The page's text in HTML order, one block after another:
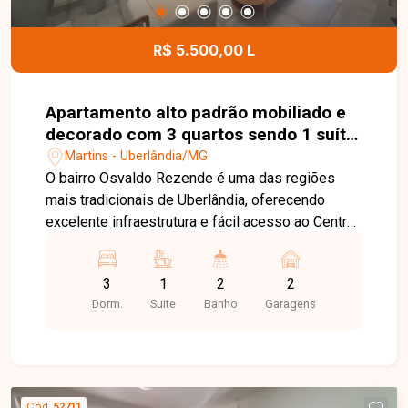
R$ 5.500,00 L
Apartamento alto padrão mobiliado e
decorado com 3 quartos sendo 1 suíte
disponível para locação no bairro
Osvaldo Rezende em Uberlândia-MG
Martins - Uberlândia/MG
O bairro Osvaldo Rezende é uma das regiões
mais tradicionais de Uberlândia, oferecendo
excelente infraestrutura e fácil acesso ao Centro
com supermercados, escolas, farmácias,
restaurantes, comércios variados e serviços
essenciais, proporcionando praticidade e
lustre, sofá, TV, mesa e ar-condicionado, além de
3
Dorm.
1
Suite
2
Banho
2
Garagens